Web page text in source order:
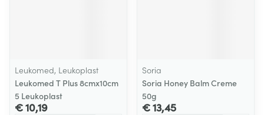
Leukomed, Leukoplast
Leukomed T Plus 8cmx10cm
5 Leukoplast
€ 10,19
Soria
Soria Honey Balm Creme
50g
€ 13,45